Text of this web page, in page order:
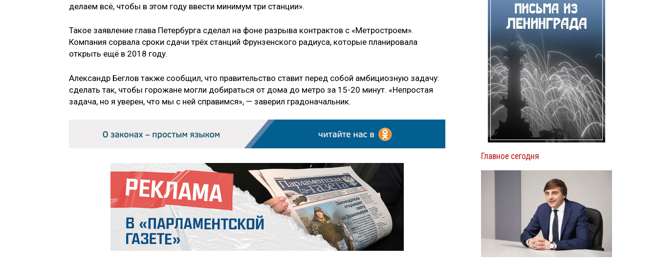
делаем всё, чтобы в этом году ввести минимум три станции».
Такое заявление глава Петербурга сделал на фоне разрыва контрактов с «Метростроем».
Компания сорвала сроки сдачи трёх станций Фрунзенского радиуса, которые планировала
открыть ещё в 2018 году.
Александр Беглов также сообщил, что правительство ставит перед собой амбициозную задачу:
сделать так, чтобы горожане могли добираться от дома до метро за 15-20 минут. «Непростая
задача, но я уверен, что мы с ней справимся», — заверил градоначальник.
Главное сегодня